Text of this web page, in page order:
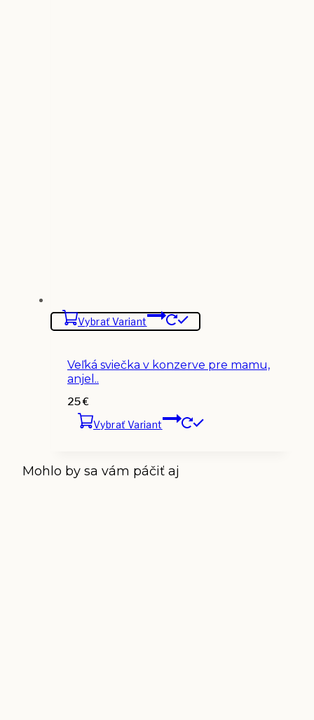
Vybrať Variant
Veľká sviečka v konzerve pre mamu,
anjel..
25€
Vybrať Variant
Mohlo by sa vám páčiť aj